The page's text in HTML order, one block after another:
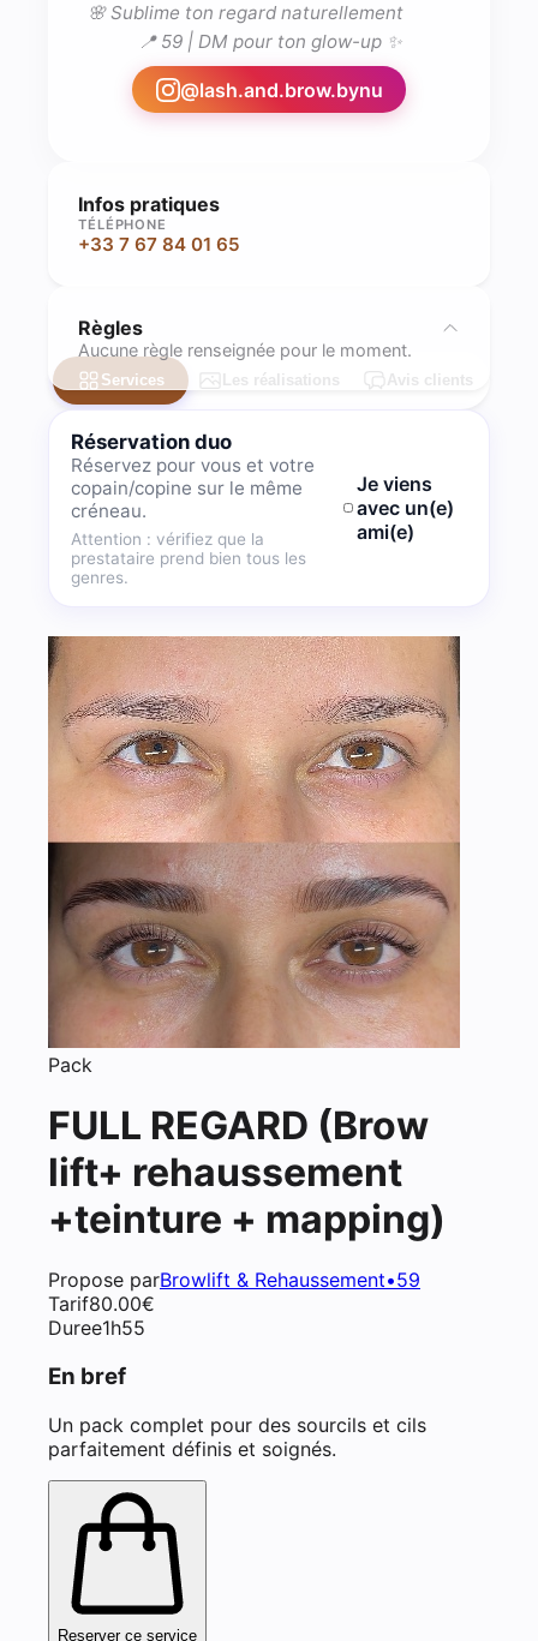
🌸 Sublime ton regard naturellement
📍 59 | DM pour ton glow-up ✨
@lash.and.brow.bynu
Infos pratiques
TÉLÉPHONE
+33 7 67 84 01 65
Règles
Aucune règle renseignée pour le moment.
Services Les réalisations Avis clients
Réservation duo
Réservez pour vous et votre
copain/copine sur le même
créneau.
Attention : vérifiez que la
prestataire prend bien tous les
genres.
Je viens
avec un(e)
ami(e)
Pack
FULL REGARD (Brow
lift+ rehaussement
+teinture + mapping)
Propose parBrowlift & Rehaussement•59
Tarif80.00€
Duree1h55
En bref
Un pack complet pour des sourcils et cils
parfaitement définis et soignés.
Reserver ce service